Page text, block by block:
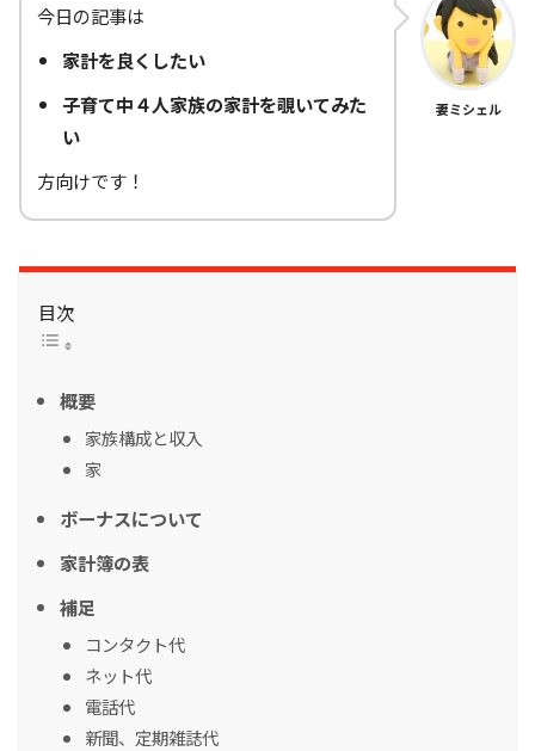
今日の記事は
家計を良くしたい
子育て中４人家族の家計を覗いてみた
い
方向けです！
妻ミシェル
目次
概要
家族構成と収入
家
ボーナスについて
家計簿の表
補足
コンタクト代
ネット代
電話代
新聞、定期雑誌代